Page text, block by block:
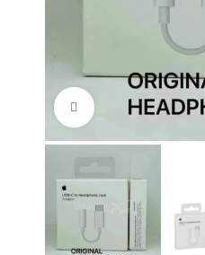
Cliquez pour agrandir